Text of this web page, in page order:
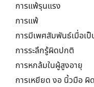
การแพ้รุนแรง
การแพ้
การมีเพศสัมพันธ์เมื่อเป็
การระลึกรู้ผิดปกติ
การหกล้มในผู้สูงอายุ
การเหยียด งอ นิ้วมือ ผิ